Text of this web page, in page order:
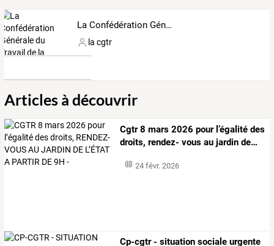
La Confédération Générale du Travail de la Réunion
la cgtr
Articles à découvrir
Cgtr8 mars 2026 pourl’égalité des
droits, rendez- vous au jardin de…
24 févr. 2026
Cp-cgtr - situation sociale urgente